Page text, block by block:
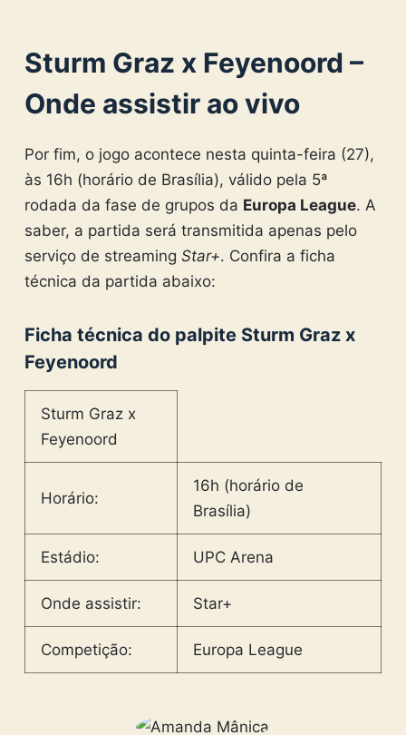
Sturm Graz x Feyenoord –
Onde assistir ao vivo
Por fim, o jogo acontece nesta quinta-feira (27),
às 16h (horário de Brasília), válido pela 5ª
rodada da fase de grupos da Europa League. A
saber, a partida será transmitida apenas pelo
serviço de streaming Star+. Confira a ficha
técnica da partida abaixo:
Ficha técnica do palpite Sturm Graz x
Feyenoord
Sturm Graz x
Feyenoord
Horário:
16h (horário de
Brasília)
Estádio: UPC Arena
Onde assistir: Star+
Competição: Europa League